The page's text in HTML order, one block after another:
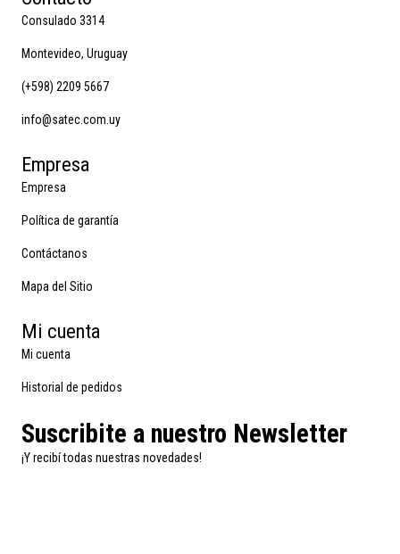
Consulado 3314
Montevideo, Uruguay
(+598) 2209 5667
info@satec.com.uy
Empresa
Empresa
Política de garantía
Contáctanos
Mapa del Sitio
Mi cuenta
Mi cuenta
Historial de pedidos
Suscribite a nuestro Newsletter
¡Y recibí todas nuestras novedades!